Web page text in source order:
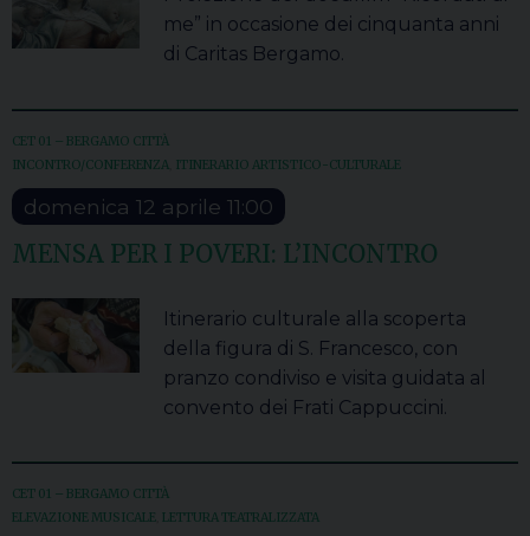
me” in occasione dei cinquanta anni
di Caritas Bergamo.
CET 01 – BERGAMO CITTÀ
INCONTRO/CONFERENZA ITINERARIO ARTISTICO-CULTURALE
domenica 12 aprile 11:00
MENSA PER I POVERI: L’INCONTRO
Itinerario culturale alla scoperta
della figura di S. Francesco, con
pranzo condiviso e visita guidata al
convento dei Frati Cappuccini.
CET 01 – BERGAMO CITTÀ
ELEVAZIONE MUSICALE LETTURA TEATRALIZZATA